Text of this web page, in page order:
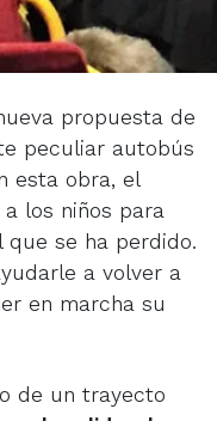
propuesta de
peculiar autobús
esta obra, el
los niños para
se ha perdido.
a volver a
en marcha su
de un trayecto